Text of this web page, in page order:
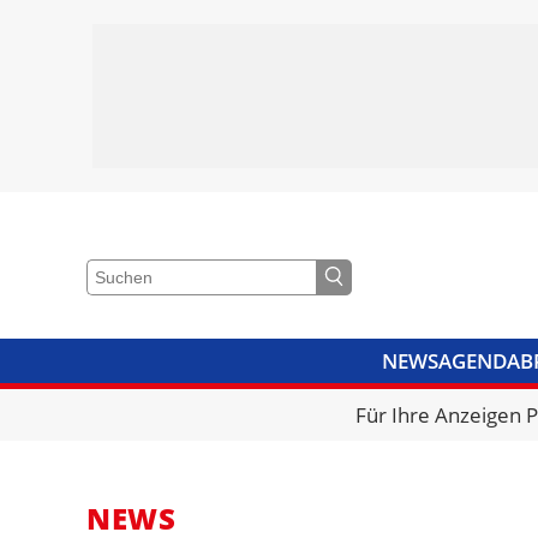
NEWSAGENDA
VIDEOSBIBLIOTHEK
Für Ihre Anzeigen
NEWS